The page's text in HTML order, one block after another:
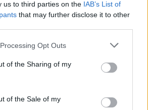
us to third parties on the IAB’s List of
that may further disclose it to other
Opt Outs
of the Sharing of my
of the Sale of my
tre di Verde e una di
è l'Inter
in gol con gli
delle volte (diciannove gol per
nove per Dzeko, sei per
(con il 53,8% frutto dei dieci